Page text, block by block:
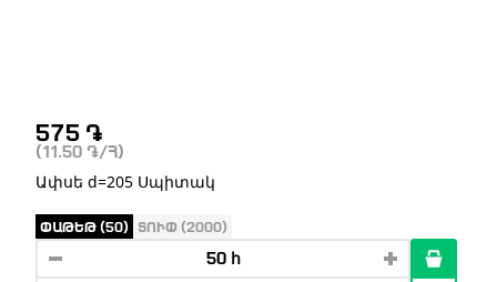
575 ֏
(11.50 ֏ /Հ)
Ափսե d=205 Սպիտակ
ՓԱԹԵԹ (50) ՏՈՒՓ (2000)